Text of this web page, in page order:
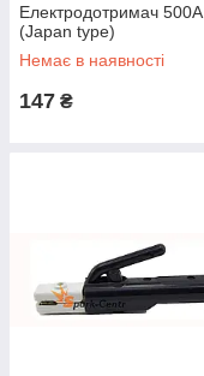
Електродотримач 500А
(Japan type)
Немає в наявності
147 ₴